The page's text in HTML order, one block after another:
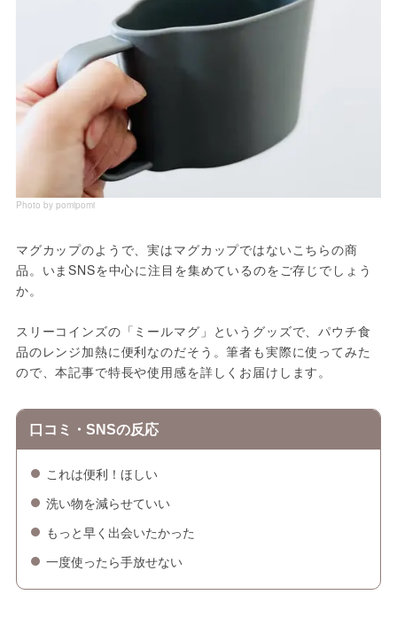
Photo by pomipomi
マグカップのようで、実はマグカップではないこちらの商
品。いまSNSを中心に注目を集めているのをご存じでしょう
か。
スリーコインズの「ミールマグ」というグッズで、パウチ食
品のレンジ加熱に便利なのだそう。筆者も実際に使ってみた
ので、本記事で特長や使用感を詳しくお届けします。
口コミ・SNSの反応
これは便利！ほしい
洗い物を減らせていい
もっと早く出会いたかった
一度使ったら手放せない